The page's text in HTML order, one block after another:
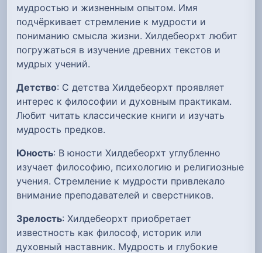
мудростью и жизненным опытом. Имя
подчёркивает стремление к мудрости и
пониманию смысла жизни. Хилдебеорхт любит
погружаться в изучение древних текстов и
мудрых учений.
Детство: С детства Хилдебеорхт проявляет
интерес к философии и духовным практикам.
Любит читать классические книги и изучать
мудрость предков.
Юность: В юности Хилдебеорхт углубленно
изучает философию, психологию и религиозные
учения. Стремление к мудрости привлекало
внимание преподавателей и сверстников.
Зрелость: Хилдебеорхт приобретает
известность как философ, историк или
духовный наставник. Мудрость и глубокие